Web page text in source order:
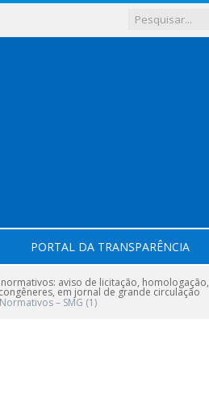
PORTAL DA TRANSPARÊNCIA
normativos: aviso de licitação, homologação,
em jornal de grande circulação
– SMG (1)